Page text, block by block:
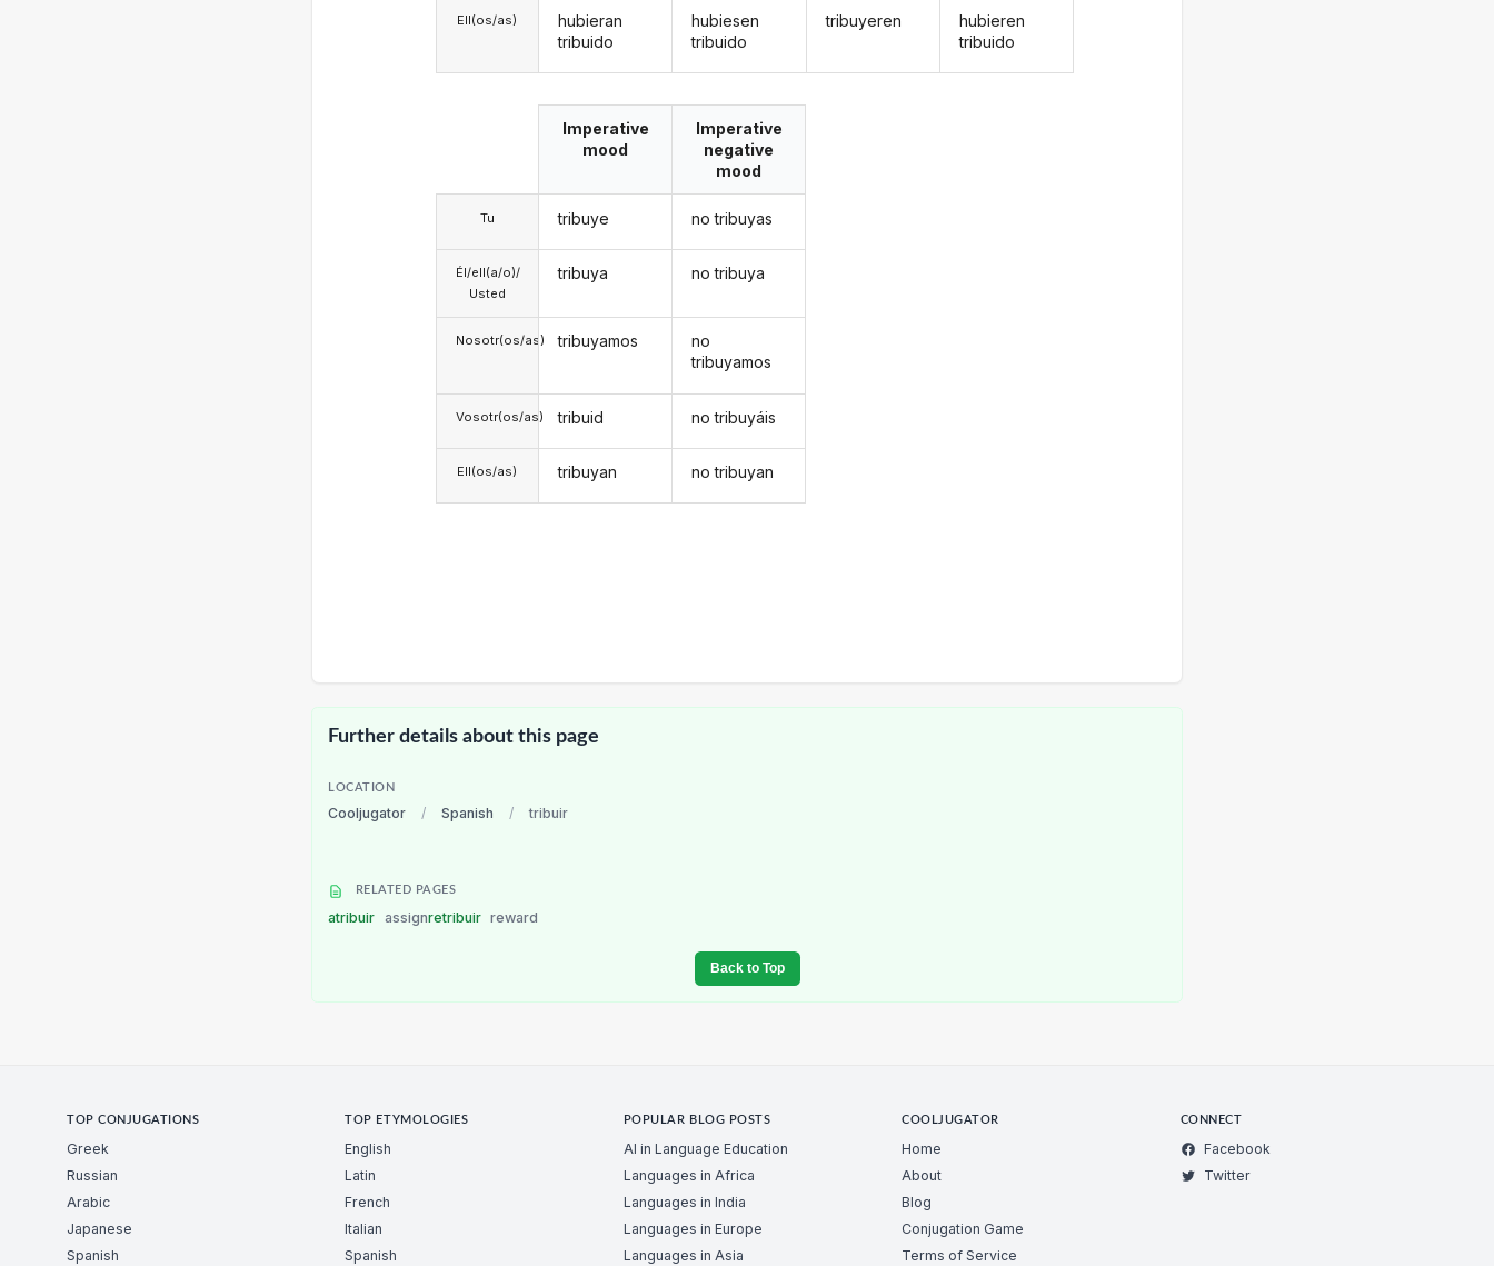
Ell(os/as)
hubieran
tribuido
hubiesen
tribuido
tribuyeren
hubieren
tribuido
Tu
Él/ell(a/o)/
Usted
Nosotr(os/as)
Vosotr(os/as)
Ell(os/as)
Imperative
mood
tribuye
tribuya
tribuyamos
tribuid
tribuyan
Imperative
negative
mood
no tribuyas
no tribuya
no
tribuyamos
no tribuyáis
no tribuyan
Further details about this page
LOCATION
Cooljugator / Spanish / tribuir
RELATED PAGES
atribuir assignretribuir reward
Back to Top
TOP CONJUGATIONS
Greek
Russian
Arabic
Japanese
Spanish
TOP ETYMOLOGIES
English
Latin
French
Italian
Spanish
POPULAR BLOG POSTS
AI in Language Education
Languages in Africa
Languages in India
Languages in Europe
Languages in Asia
COOLJUGATOR
Home
About
Blog
Conjugation Game
Terms of Service
CONNECT
Facebook
Twitter